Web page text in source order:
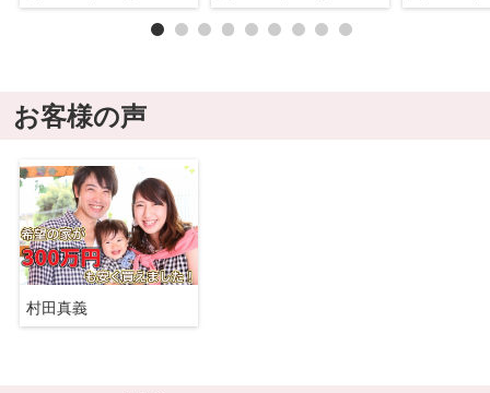
お客様の声
村田真義